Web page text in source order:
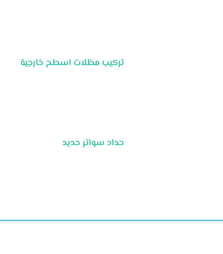
تركيب مظلات اسطح خارجية
حداد سواتر حديد